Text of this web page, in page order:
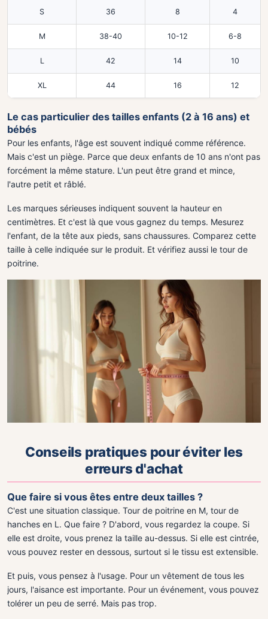
S 36 8 4
M 38-40 10-12 6-8
L 42 14 10
XL 44 16 12
Le cas particulier des tailles enfants (2 à 16 ans) et
bébés
Pour les enfants, l'âge est souvent indiqué comme référence.
Mais c'est un piège. Parce que deux enfants de 10 ans n'ont pas
forcément la même stature. L'un peut être grand et mince,
l'autre petit et râblé.
Les marques sérieuses indiquent souvent la hauteur en
centimètres. Et c'est là que vous gagnez du temps. Mesurez
l'enfant, de la tête aux pieds, sans chaussures. Comparez cette
taille à celle indiquée sur le produit. Et vérifiez aussi le tour de
poitrine.
Conseils pratiques pour éviter les
erreurs d'achat
Que faire si vous êtes entre deux tailles ?
C'est une situation classique. Tour de poitrine en M, tour de
hanches en L. Que faire ? D'abord, vous regardez la coupe. Si
elle est droite, vous prenez la taille au-dessus. Si elle est cintrée,
vous pouvez rester en dessous, surtout si le tissu est extensible.
Et puis, vous pensez à l'usage. Pour un vêtement de tous les
jours, l'aisance est importante. Pour un événement, vous pouvez
tolérer un peu de serré. Mais pas trop.